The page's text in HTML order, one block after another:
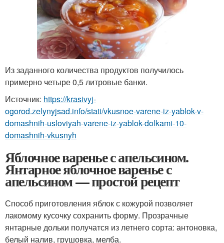
Из заданного количества продуктов получилось
примерно четыре 0,5 литровые банки.
Источник: https://krasivyj-
ogorod.zelynyjsad.info/stati/vkusnoe-varene-iz-yablok-v-
domashnih-usloviyah-varene-iz-yablok-dolkami-10-
domashnih-vkusnyh
Яблочное варенье с апельсином.
Янтарное яблочное варенье с
апельсином — простой рецепт
Способ приготовления яблок с кожурой позволяет
лакомому кусочку сохранить форму. Прозрачные
янтарные дольки получатся из летнего сорта: антоновка,
белый налив, грушовка, мелба.